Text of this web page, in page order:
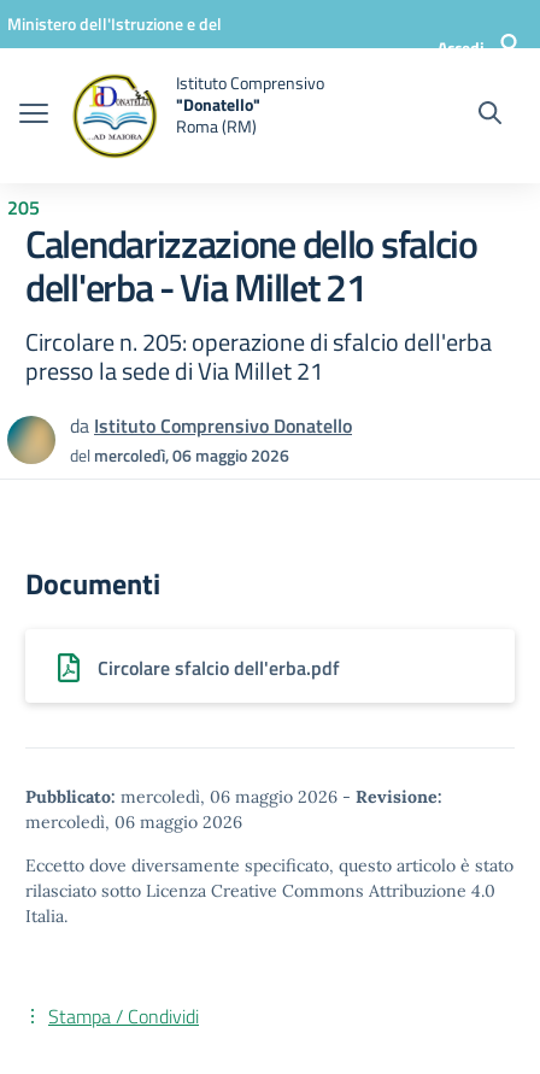
Vai ai contenuti
Vai al menu di navigazione
Vai al footer
Ministero dell'Istruzione e del
Accedi
Istituto Comprensivo
"Donatello"
Roma (RM)
205
Calendarizzazione dello sfalcio
dell'erba - Via Millet 21
Circolare n. 205: operazione di sfalcio dell'erba
presso la sede di Via Millet 21
da Istituto Comprensivo Donatello
delmercoledì, 06 maggio 2026
Documenti
Circolare sfalcio dell'erba.pdf
Pubblicato: mercoledì, 06 maggio 2026 - Revisione:
mercoledì, 06 maggio 2026
Eccetto dove diversamente specificato, questo articolo è stato
rilasciato sotto Licenza Creative Commons Attribuzione 4.0
Italia.
Stampa / Condividi